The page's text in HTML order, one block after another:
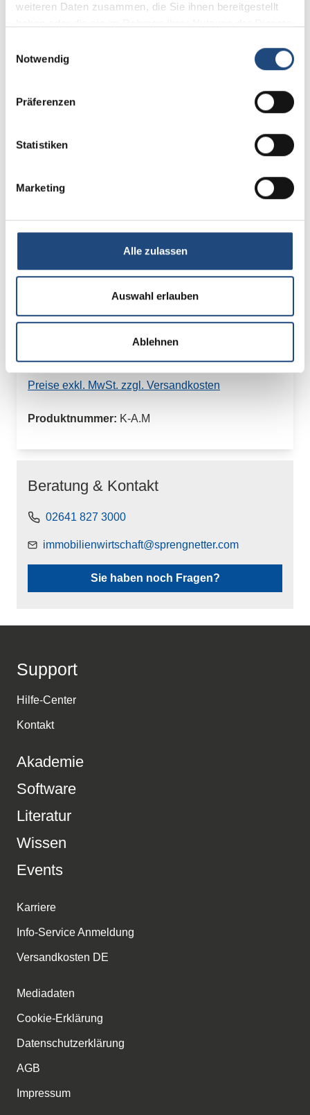
weiteren Daten zusammen, die Sie ihnen bereitgestellt
Notwendig
Präferenzen
Statistiken
Marketing
Alle zulassen
Auswahl erlauben
Ablehnen
6 Std. (MaBV)
Kompaktausbildung "Geprüfter
Immobilienbewerter"
2.452,00 €*
Preise exkl. MwSt. zzgl. Versandkosten
Produktnummer: K-A.M
Beratung & Kontakt
02641 827 3000
immobilienwirtschaft@sprengnetter.com
Sie haben noch Fragen?
Support
Hilfe-Center
Kontakt
Akademie
Software
Literatur
Wissen
Events
Karriere
Info-Service Anmeldung
Versandkosten DE
Mediadaten
Cookie-Erklärung
Datenschutzerklärung
AGB
Impressum